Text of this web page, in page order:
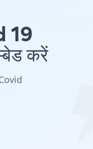
19
करें